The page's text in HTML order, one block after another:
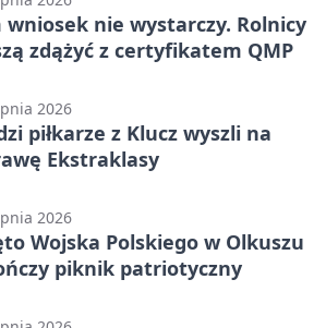
wniosek nie wystarczy. Rolnicy
zdążyć z certyfikatem QMP
2026
piłkarze z Klucz wyszli na
Ekstraklasy
2026
Wojska Polskiego w Olkuszu
piknik patriotyczny